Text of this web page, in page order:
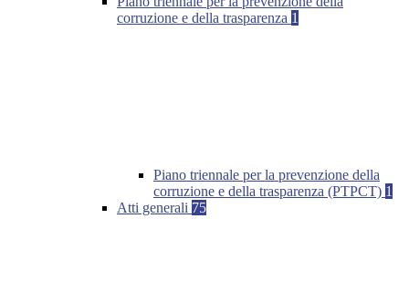
corruzione e della trasparenza 1
Piano triennale per la prevenzione della
corruzione e della trasparenza (PTPCT) 1
Atti generali 75